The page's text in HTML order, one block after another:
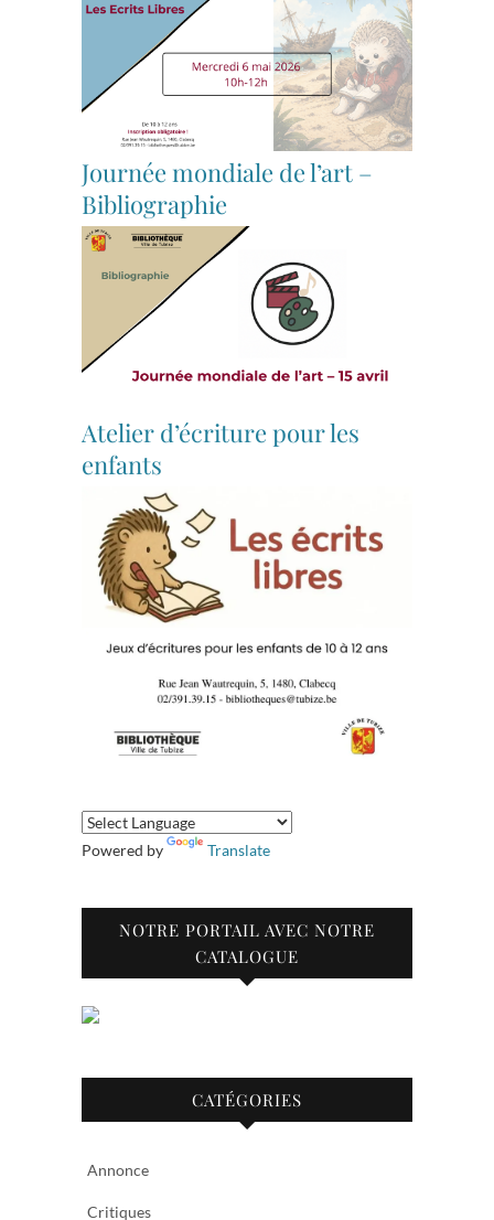
Journée mondiale de l’art –
Bibliographie
Atelier d’écriture pour les
enfants
Powered by Translate
NOTRE PORTAIL AVEC NOTRE
CATALOGUE
CATÉGORIES
Annonce
Critiques